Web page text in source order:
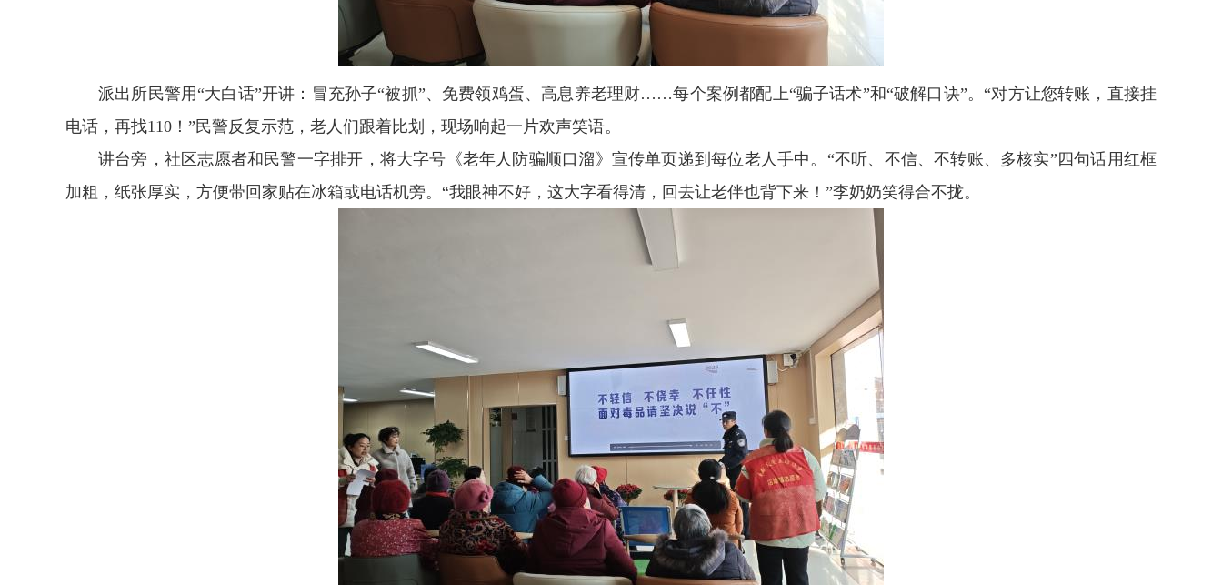
派出所民警用“大白话”开讲：冒充孙子“被抓”、免费领鸡蛋、高息养老理财……每个案例都配上“骗子话术”和“破解口诀”。“对方让您转账，直接挂
电话，再找110！”民警反复示范，老人们跟着比划，现场响起一片欢声笑语。
讲台旁，社区志愿者和民警一字排开，将大字号《老年人防骗顺口溜》宣传单页递到每位老人手中。“不听、不信、不转账、多核实”四句话用红框
加粗，纸张厚实，方便带回家贴在冰箱或电话机旁。“我眼神不好，这大字看得清，回去让老伴也背下来！”李奶奶笑得合不拢。